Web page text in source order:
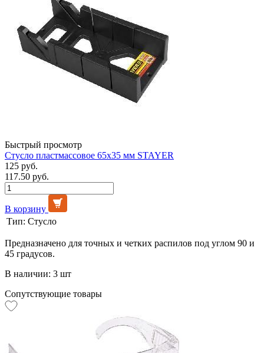
Быстрый просмотр
Стусло пластмассовое 65х35 мм STAYER
125 руб.
117.50 руб.
В корзину
Тип: Стусло
Предназначено для точных и четких распилов под углом 90 и
45 градусов.
В наличии: 3 шт
Сопутствующие товары